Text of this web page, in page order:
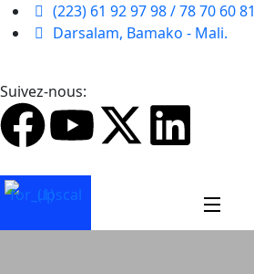
(223) 61 92 97 98 / 78 70 60 81
Darsalam, Bamako - Mali.
Suivez-nous: